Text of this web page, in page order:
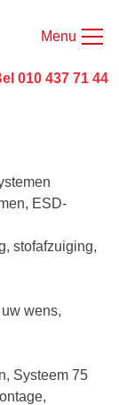
Menu
010 437 71 44
ESD-
stofafzuiging,
wens,
Systeem 75